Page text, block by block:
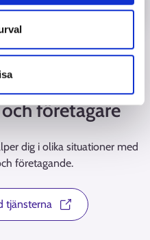
för
företagare
dig i olika situationer med
företagande.
tjänsterna